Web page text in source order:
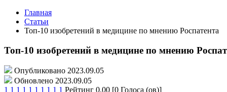
Главная
Статьи
Топ-10 изобретений в медицине по мнению Роспатента
Топ-10 изобретений в медицине по мнению
Опубликовано 2023.09.05
Обновлено 2023.09.05
1 1 1 1 1 1 1 1 1 1 Рейтинг 0.00 [0 Голоса (ов)]